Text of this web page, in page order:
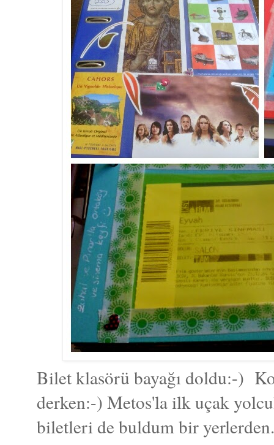
Bilet klasörü bayağı doldu:-)
derken:-) Metos'la ilk uçak
biletleri de buldum bir